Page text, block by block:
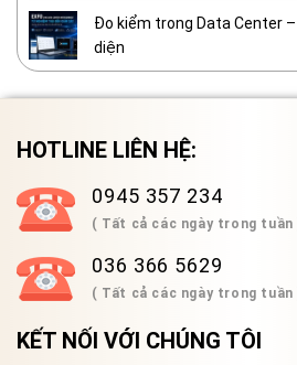
Đo kiểm trong Data Center –
diện
HOTLINE LIÊN HỆ:
0945 357 234
( Tất cả các ngày trong tuần
036 366 5629
( Tất cả các ngày trong tuần
KẾT NỐI VỚI CHÚNG TÔI